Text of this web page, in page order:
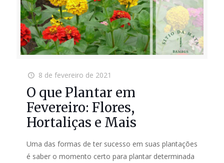
8 de fevereiro de 2021
O que Plantar em
Fevereiro: Flores,
Hortaliças e Mais
Uma das formas de ter sucesso em suas plantações
é saber o momento certo para plantar determinada